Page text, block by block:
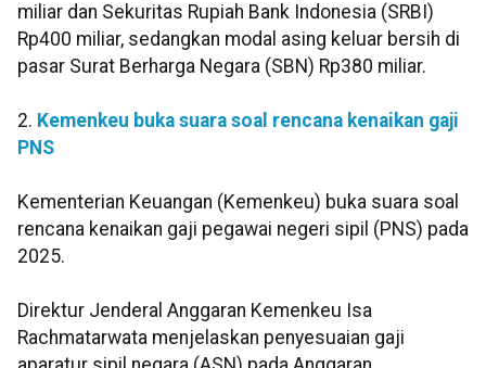
miliar dan Sekuritas Rupiah Bank Indonesia (SRBI)
Rp400 miliar, sedangkan modal asing keluar bersih di
pasar Surat Berharga Negara (SBN) Rp380 miliar.
2. Kemenkeu buka suara soal rencana kenaikan gaji
PNS
Kementerian Keuangan (Kemenkeu) buka suara soal
rencana kenaikan gaji pegawai negeri sipil (PNS) pada
2025.
Direktur Jenderal Anggaran Kemenkeu Isa
Rachmatarwata menjelaskan penyesuaian gaji